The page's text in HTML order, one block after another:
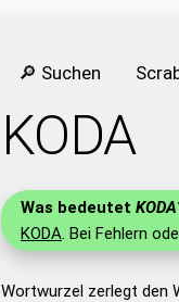
🔎 Suchen
KODA
Was bedeutet KODA
KODA. Bei Fehlern
Wortwurzel zerlegt den